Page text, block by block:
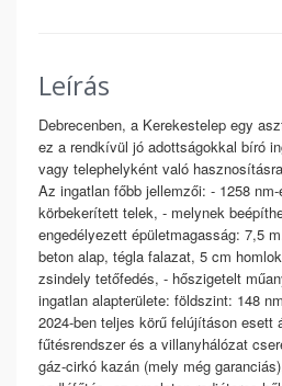
Leírás
Debrecenben, a Kerekestelep egy
ez a rendkívül jó adottságokkal bíró
vagy telephelyként való
Az ingatlan főbb jellemzői: - 1258
körbekerített telek, - melynek
engedélyezett épületmagasság: 7,5
beton alap, tégla falazat, 5 cm
zsindely tetőfedés, - hőszigetelt
ingatlan alapterülete: földszint: 148
2024-ben teljes körű felújításon esett
fűtésrendszer és a villanyhálózat
gáz-cirkó kazán (mely még